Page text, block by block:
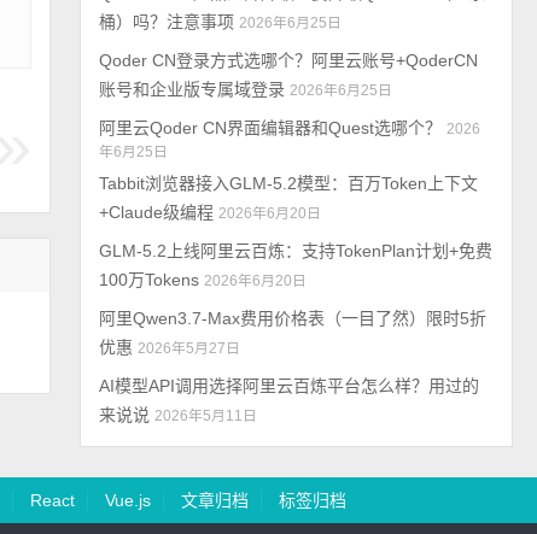
桶）吗？注意事项 2026年6月25日
Qoder CN登录方式选哪个？阿里云账号+QoderCN
账号和企业版专属域登录 2026年6月25日
阿里云Qoder CN界面编辑器和Quest选哪个？
2026
年6月25日
Tabbit浏览器接入GLM-5.2模型：百万Token上下文
+Claude级编程 2026年6月20日
GLM-5.2上线阿里云百炼：支持TokenPlan计划+免费
100万Tokens 2026年6月20日
阿里Qwen3.7-Max费用价格表（一目了然）限时5折
优惠 2026年5月27日
AI模型API调用选择阿里云百炼平台怎么样？用过的
来说说 2026年5月11日
React Vue.js 文章归档 标签归档